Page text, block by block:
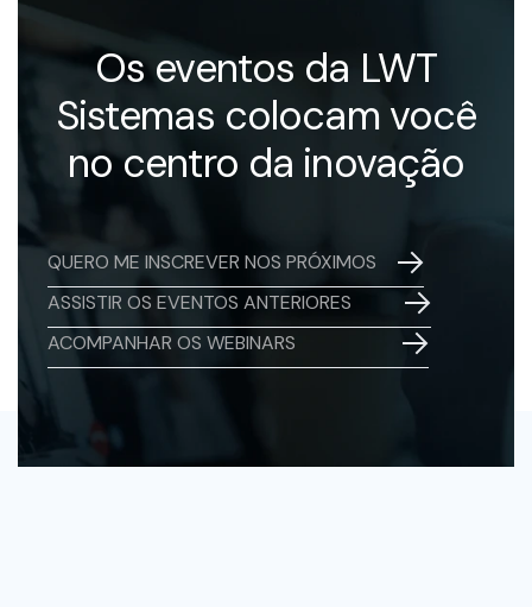
Os eventos da LWT
Sistemas colocam você
no centro da inovação
QUERO ME INSCREVER NOS PRÓXIMOS
ASSISTIR OS EVENTOS ANTERIORES
ACOMPANHAR OS WEBINARS